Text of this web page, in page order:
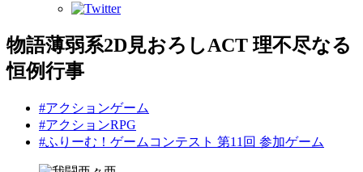
物語薄弱系2D見おろしACT 理不尽なる
恒例行事
#アクションゲーム
#アクションRPG
#ふりーむ！ゲームコンテスト 第11回 参加ゲーム